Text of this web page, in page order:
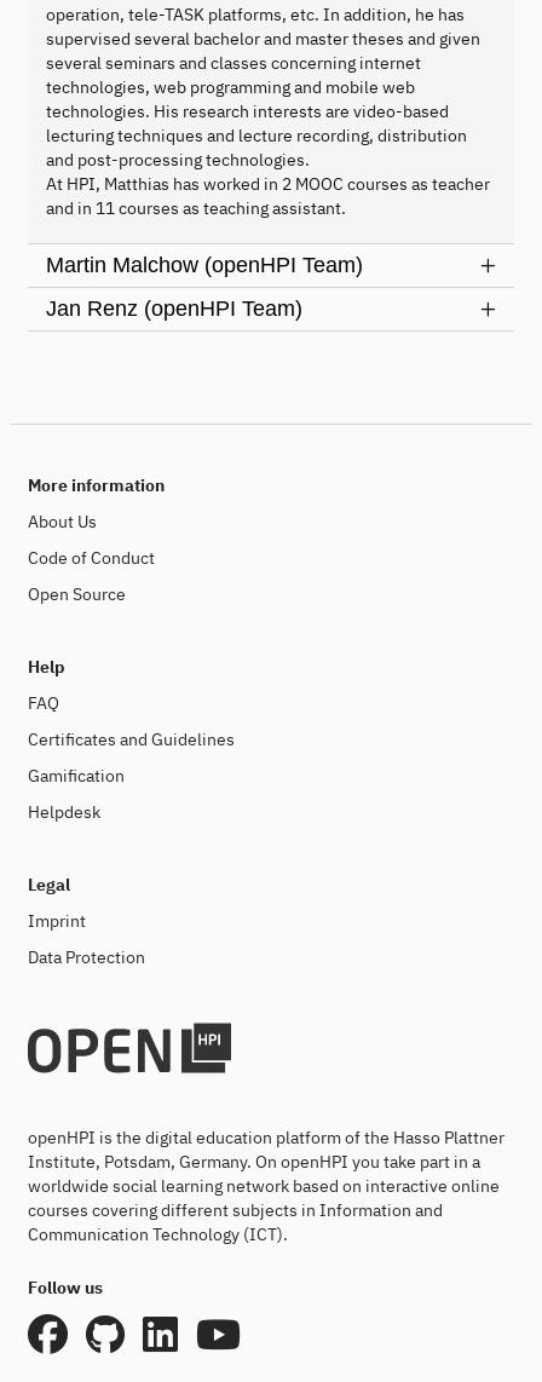
operation, tele-TASK platforms, etc. In addition, he has
supervised several bachelor and master theses and given
several seminars and classes concerning internet
technologies, web programming and mobile web
technologies. His research interests are video-based
lecturing techniques and lecture recording, distribution
and post-processing technologies.
At HPI, Matthias has worked in 2 MOOC courses as teacher
and in 11 courses as teaching assistant.
Martin Malchow (openHPI Team)
Jan Renz (openHPI Team)
More information
About Us
Code of Conduct
Open Source
Help
FAQ
Certificates and Guidelines
Gamification
Helpdesk
Legal
Imprint
Data Protection
openHPI is the digital education platform of the Hasso Plattner
Institute, Potsdam, Germany. On openHPI you take part in a
worldwide social learning network based on interactive online
courses covering different subjects in Information and
Communication Technology (ICT).
Follow us